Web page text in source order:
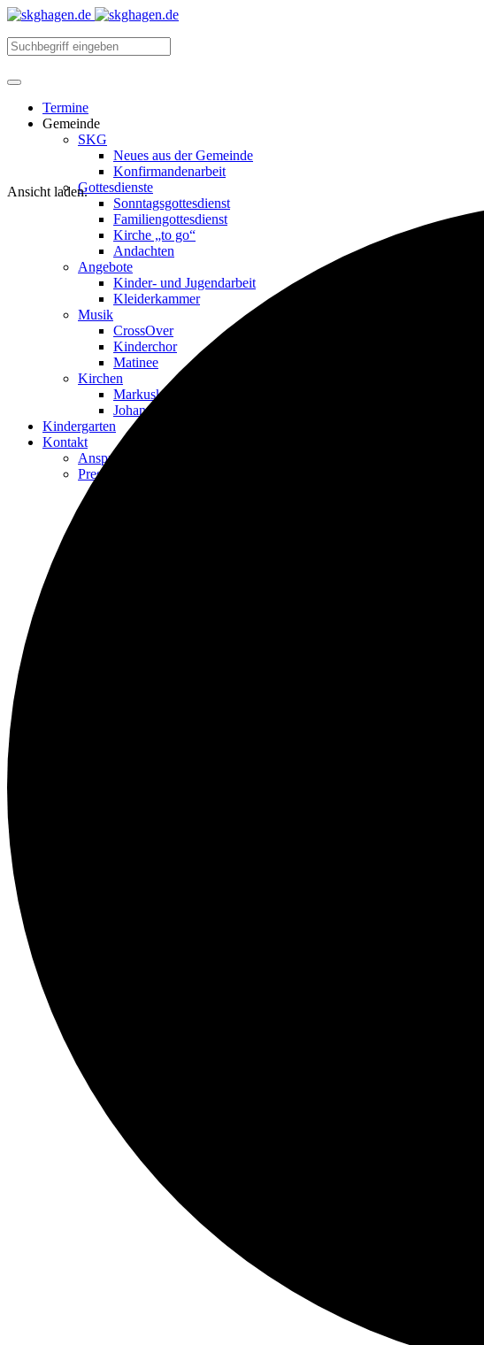
Termine
Gemeinde
SKG
Neues aus der Gemeinde
Konfirmandenarbeit
Gottesdienste
Sonntagsgottesdienst
Familiengottesdienst
Kirche „to go“
Andachten
Angebote
Kinder- und Jugendarbeit
Kleiderkammer
Musik
CrossOver
Kinderchor
Matinee
Kirchen
Markuskirche
Johanniskirche
Kindergarten
Kontakt
Ansprechpartner*innen
Presbyterium
Ansicht laden.